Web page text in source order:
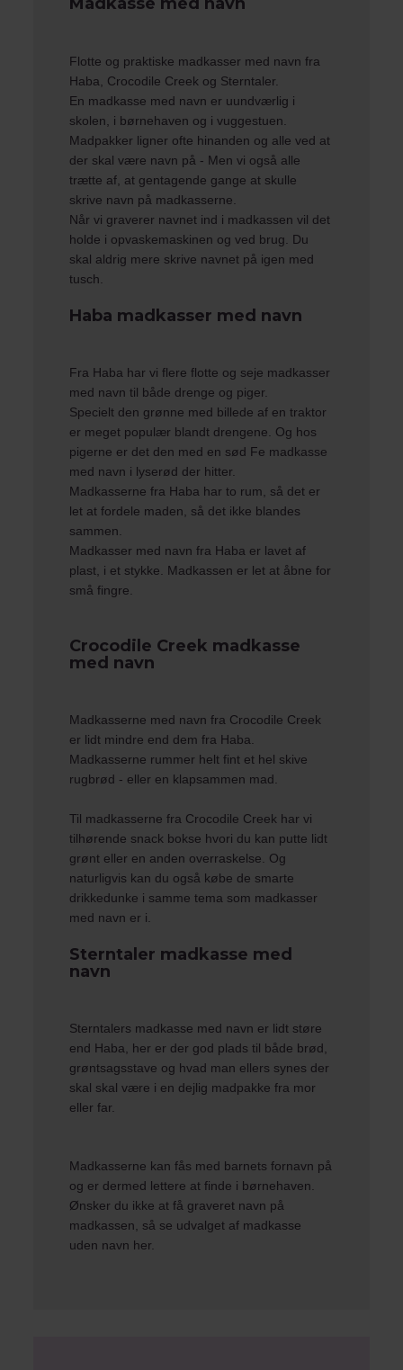
Flotte og praktiske madkasser med navn fra
Haba
Crocodile Creek og Sterntaler
En madkasse med navn er uundværlig i
skolen, i børnehaven og i vuggestuen.
Madpakker ligner ofte hinanden og alle ved at
der skal være navn på - Men vi også alle
trætte af, at gentagende gange at skulle
skrive navn på madkasserne.
Når vi graverer navnet ind i madkassen vil det
holde i opvaskemaskinen og ved brug. Du
skal aldrig mere skrive navnet på igen med
tusch.
Haba madkasser med navn
Fra Haba har vi flere flotte og seje madkasser
med navn til både drenge og piger.
Specielt den grønne med billede af en traktor
er meget populær blandt drengene. Og hos
pigerne er det den med en sød Fe madkasse
med navn i lyserød der hitter.
Madkasserne fra Haba har to rum, så det er
let at fordele maden, så det ikke blandes
sammen.
Madkasser med navn fra Haba er lavet af
plast, i et stykke. Madkassen er let at åbne for
små fingre.
Crocodile Creek madkasse
med navn
Madkasserne med navn fra Crocodile Creek
er lidt mindre end dem fra Haba.
Madkasserne rummer helt fint et hel skive
rugbrød - eller en klapsammen mad.
Til madkasserne fra Crocodile Creek har vi
tilhørende snack bokse hvori du kan putte lidt
grønt eller en anden overraskelse. Og
naturligvis kan du også købe de smarte
drikkedunke i samme tema som madkasser
med navn er i.
Sterntaler madkasse med
navn
Sterntalers madkasse med navn er lidt støre
end Haba, her er der god plads til både brød,
grøntsagsstave og hvad man ellers synes der
skal skal være i en dejlig madpakke fra mor
eller far.
Madkasserne kan fås med barnets fornavn på
og er dermed lettere at finde i børnehaven.
Ønsker du ikke at få graveret navn på
madkassen, så se udvalget af madkasse
uden navn her.